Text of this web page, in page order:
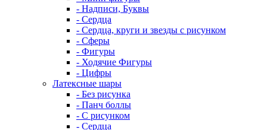
- Надписи, Буквы
- Сердца
- Сердца, круги и звезды с рисунком
- Сферы
- Фигуры
- Ходячие Фигуры
- Цифры
Латексные шары
- Без рисунка
- Панч боллы
- С рисунком
- Сердца